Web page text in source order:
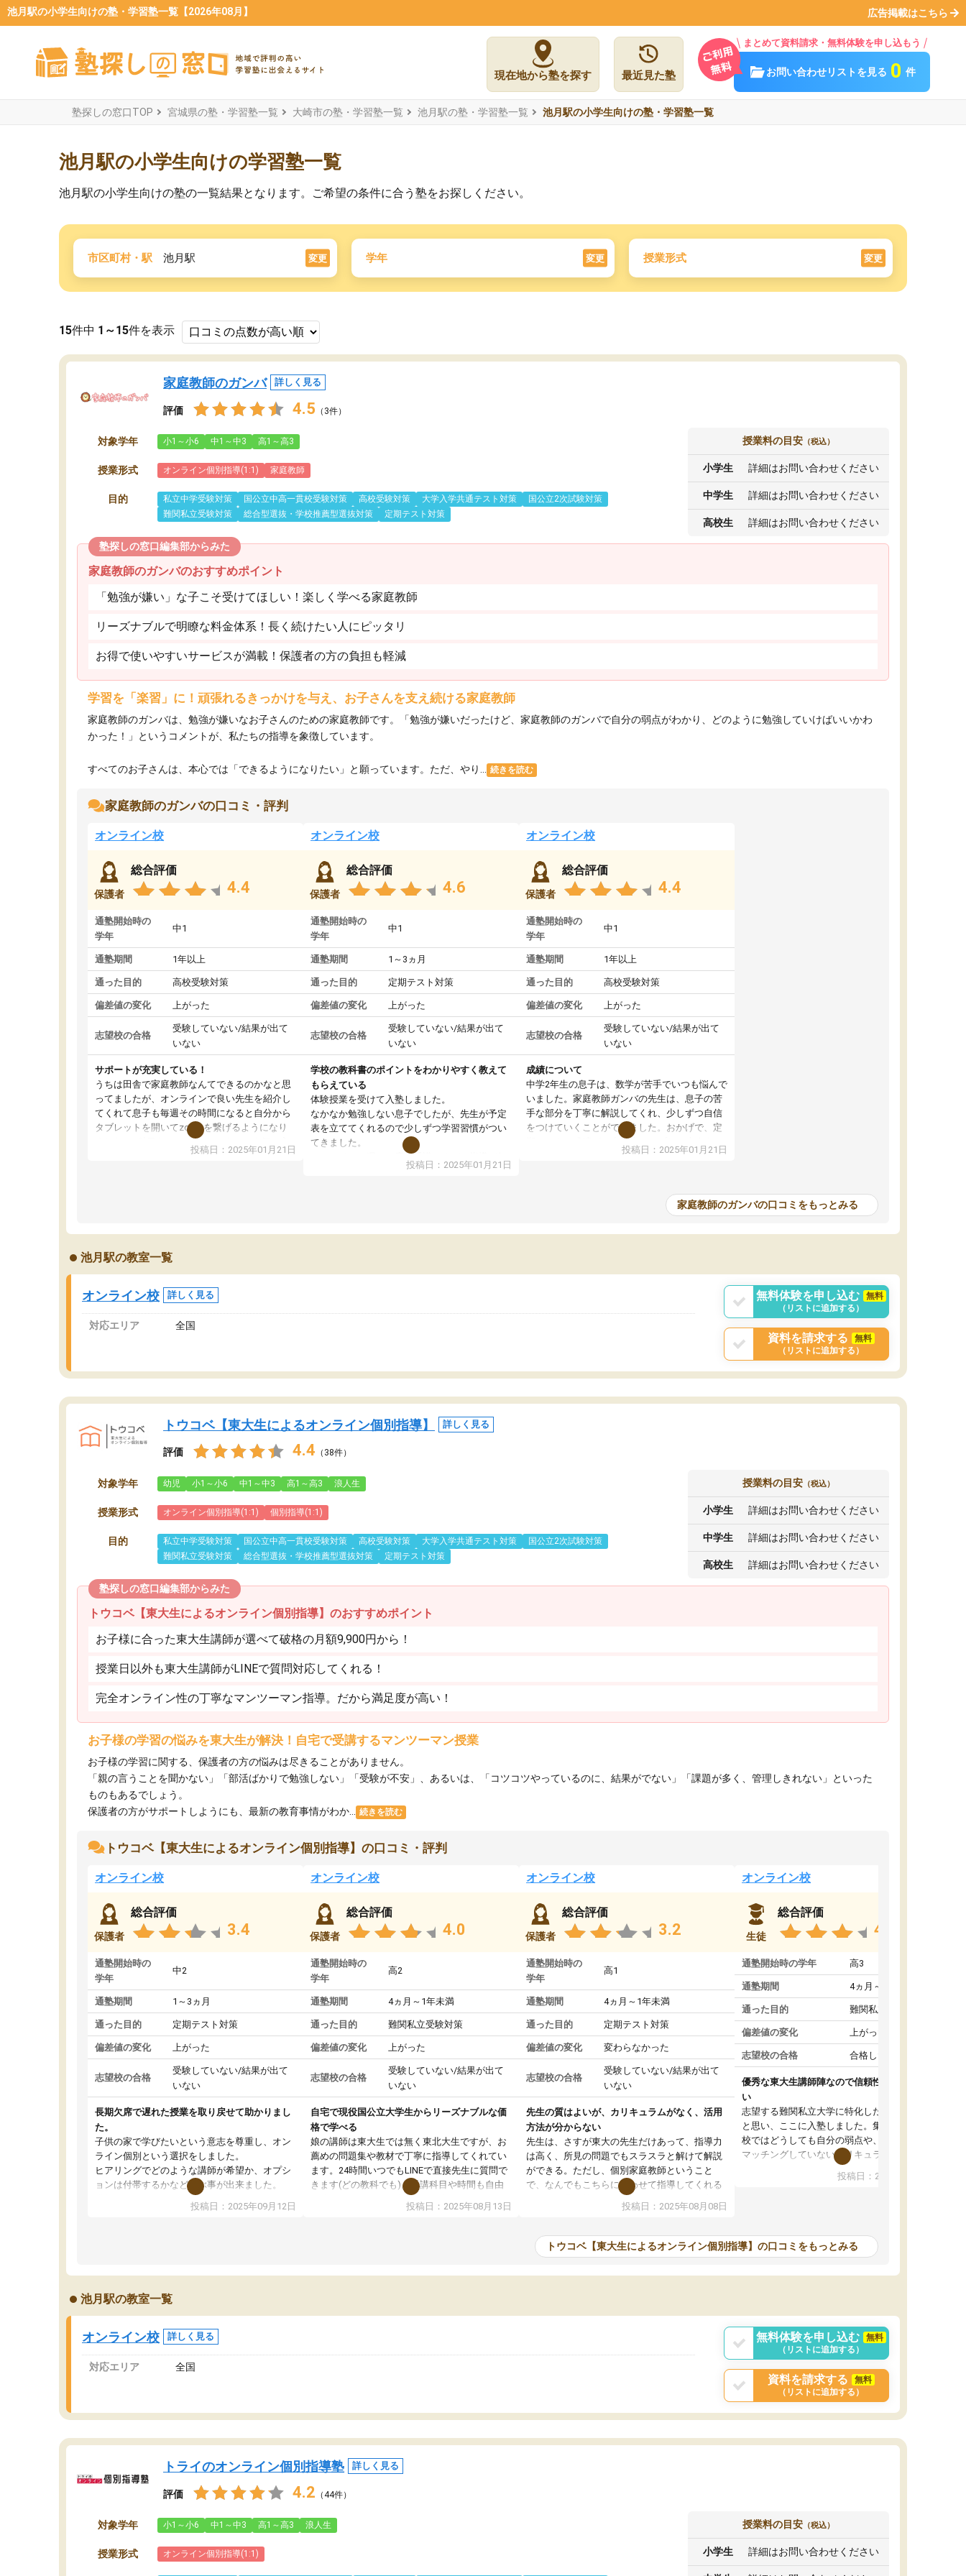
池月駅の小学生向けの塾・学習塾一覧【2026年08月】 広告掲載はこちら
現在地から塾を探す 最近見た塾
まとめて資料請求・無料体験を申し込もう
お問い合わせリストを見る 0 件
塾探しの窓口TOP 宮城県の塾・学習塾一覧 大崎市の塾・学習塾一覧 池月駅の塾・学習塾一覧 池月駅の小学生向けの塾・学習塾一覧
池月駅の小学生向けの学習塾一覧
池月駅の小学生向けの塾の一覧結果となります。ご希望の条件に合う塾をお探しください。
市区町村・駅 池月駅 変更 学年 変更 授業形式 変更
15件中 1～15件を表示
家庭教師のガンバ 詳しく見る
評価 4.5 （3件）
対象学年 小1～小6 中1～中3 高1～高3
授業形式 オンライン個別指導(1:1) 家庭教師
目的 私立中学受験対策 国公立中高一貫校受験対策 高校受験対策 大学入学共通テスト対策
国公立2次試験対策
難関私立受験対策
総合型選抜・学校推薦型選抜対策 定期テスト対策
授業料の目安 （税込）
小学生 詳細はお問い合わせください
中学生 詳細はお問い合わせください
高校生 詳細はお問い合わせください
塾探しの窓口編集部からみた
家庭教師のガンバのおすすめポイント
「勉強が嫌い」な子こそ受けてほしい！楽しく学べる家庭教師
リーズナブルで明瞭な料金体系！長く続けたい人にピッタリ
お得で使いやすいサービスが満載！保護者の方の負担も軽減
学習を「楽習」に！頑張れるきっかけを与え、お子さんを支え続ける家庭教師
家庭教師のガンバは、勉強が嫌いなお子さんのための家庭教師です。「勉強が嫌いだったけど、家庭教師のガンバで自分の弱点がわかり、どのように勉強していけばいいかわ
かった！」というコメントが、私たちの指導を象徴しています。
すべてのお子さんは、本心では「できるようになりたい」と願っています。ただ、やり... 続きを読む
家庭教師のガンバの口コミ・評判
オンライン校
保護者
総合評価
4.4
通塾開始時の
学年
中1
通塾期間 1年以上
通った目的 高校受験対策
偏差値の変化 上がった
志望校の合格
受験していない/結果が出て
いない
サポートが充実している！
うちは田舎で家庭教師なんてできるのかなと思
ってましたが、オンラインで良い先生を紹介し
てくれて息子も毎週その時間になると自分から
タブレットを開いてzoomを繋げるようになり
ました！5科目なんでもOKなのもとても気に入
投稿日：2025年01月21日
オンライン校
保護者
総合評価
4.6
通塾開始時の
学年
中1
通塾期間 1～3ヵ月
通った目的 定期テスト対策
偏差値の変化 上がった
志望校の合格
受験していない/結果が出て
いない
学校の教科書のポイントをわかりやすく教えて
もらえている
体験授業を受けて入塾しました。
なかなか勉強しない息子でしたが、先生が予定
表を立ててくれるので少しずつ学習習慣がつい
てきました。
オンラインで週に一度の受講ですが、指導が無
い日も予定表に基づいて勉強したり、LINEでわ
投稿日：2025年01月21日
オンライン校
保護者
総合評価
4.4
通塾開始時の
学年
中1
通塾期間 1年以上
通った目的 高校受験対策
偏差値の変化 上がった
志望校の合格
受験していない/結果が出て
いない
成績について
中学2年生の息子は、数学が苦手でいつも悩んで
いました。家庭教師ガンバの先生は、息子の苦
手な部分を丁寧に解説してくれ、少しずつ自信
をつけていくことができました。おかげで、定
期テストの成績が10点以上アップし、本人もと
投稿日：2025年01月21日
家庭教師のガンバの口コミをもっとみる
池月駅の教室一覧
オンライン校 詳しく見る
対応エリア 全国
無料体験を申し込む
無料
（リストに追加する）
資料を請求する
無料
（リストに追加する）
トウコベ【東大生によるオンライン個別指導】 詳しく見る
評価 4.4 （38件）
対象学年 幼児 小1～小6 中1～中3 高1～高3 浪人生
授業形式 オンライン個別指導(1:1) 個別指導(1:1)
目的 私立中学受験対策 国公立中高一貫校受験対策 高校受験対策 大学入学共通テスト対策
国公立2次試験対策
難関私立受験対策
総合型選抜・学校推薦型選抜対策 定期テスト対策
授業料の目安 （税込）
小学生 詳細はお問い合わせください
中学生 詳細はお問い合わせください
高校生 詳細はお問い合わせください
塾探しの窓口編集部からみた
トウコベ【東大生によるオンライン個別指導】のおすすめポイント
お子様に合った東大生講師が選べて破格の月額9,900円から！
授業日以外も東大生講師がLINEで質問対応してくれる！
完全オンライン性の丁寧なマンツーマン指導。だから満足度が高い！
お子様の学習の悩みを東大生が解決！自宅で受講するマンツーマン授業
お子様の学習に関する、保護者の方の悩みは尽きることがありません。
「親の言うことを聞かない」「部活ばかりで勉強しない」「受験が不安」、あるいは、「コツコツやっているのに、結果がでない」「課題が多く、管理しきれない」といった
ものもあるでしょう。
保護者の方がサポートしようにも、最新の教育事情がわか...
続きを読む
トウコベ【東大生によるオンライン個別指導】の口コミ・評判
オンライン校
保護者
総合評価
3.4
通塾開始時の
学年
中2
通塾期間 1～3ヵ月
通った目的 定期テスト対策
偏差値の変化 上がった
志望校の合格
受験していない/結果が出て
いない
長期欠席で遅れた授業を取り戻せて助かりまし
た。
子供の家で学びたいという意志を尊重し、オン
ライン個別という選択をしました。
ヒアリングでどのような講師が希望か、オプシ
ョンは付帯するかなど選ぶ事が出来ました。
講師とのマッチング後講師との初回ミーティン
グを行い、その講師で良いか他の講師を希望す
オンラインツールを使用した単語帳の共有があ
り宿題もそちらで出される形でした。
2ヶ月で担当講師の方がお辞めになると言う事で
講師変更の申し出があり、あまりに短期での変
更だった為、塾に通う事にして退会しました。
遅れも取り戻せ、授業内容や講師の方は良かっ
投稿日：2025年09月12日
オンライン校
保護者
総合評価
4.0
通塾開始時の
学年
高2
通塾期間 4ヵ月～1年未満
通った目的 難関私立受験対策
偏差値の変化 上がった
志望校の合格
受験していない/結果が出て
いない
自宅で現役国公立大学生からリーズナブルな価
格で学べる
娘の講師は東大生では無く東北大生ですが、お
薦めの問題集や教材で丁寧に指導してくれてい
ます。24時間いつでもLINEで直接先生に質問で
きます(どの教科でも)。受講科目や時間も自由
に決めれるので、個人に合った勉強ができると
思います。カリキュラム相談みたいなのがあり
ます。講師も合わなければチェンジできます
投稿日：2025年08月13日
オンライン校
保護者
総合評価
3.2
通塾開始時の
学年
高1
通塾期間 4ヵ月～1年未満
通った目的 定期テスト対策
偏差値の変化 変わらなかった
志望校の合格
受験していない/結果が出て
いない
先生の質はよいが、カリキュラムがなく、活用
方法が分からない
先生は、さすが東大の先生だけあって、指導力
は高く、所見の問題でもスラスラと解けて解説
ができる。ただし、個別家庭教師ということ
で、なんでもこちらに合わせて指導してくれる
のだが、具体的なカリキュラムがない。当方
は、授業の先取り学習をするため、学校の教科
いただいたが、1時間の時間を使って進められる
範囲は限られており、それであれば自学自習で
なく、上手い活用の仕方が分からず辞めること
投稿日：2025年08月08日
オンライン校
生徒
総合評価
4.4
通塾開始時の学年 高3
通塾期間 4ヵ月～1年未満
通った目的 難関私立受験対策
偏差値の変化 上がった
志望校の合格 合格した
優秀な東大生講師陣なので信頼性や安心感が高
い
志望する難関私立大学に特化した準備をしたい
と思い、ここに入塾しました。集団指導の予備
校ではどうしても自分の弱点や、志望校対策に
マッチングしていないカリキュラムに不安を感
また受験のノウハウを蓄積している優秀な東大
ツーマン指導によって、自分の志望校にふさわ
しいオリジナルのカリキュラムを提案してくれ
と感じました。
投稿日：2024年02月19日
トウコベ【東大生によるオンライン個別指導】の口コミをもっとみる
池月駅の教室一覧
オンライン校 詳しく見る
対応エリア 全国
無料体験を申し込む
無料
（リストに追加する）
資料を請求する
無料
（リストに追加する）
トライのオンライン個別指導塾 詳しく見る
評価 4.2 （44件）
対象学年 小1～小6 中1～中3 高1～高3 浪人生
授業形式 オンライン個別指導(1:1)
授業料の目安 （税込）
小学生 詳細はお問い合わせください